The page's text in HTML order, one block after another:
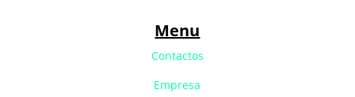
Menu
Contactos
Empresa